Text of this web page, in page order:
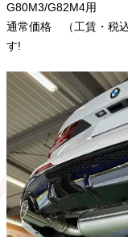
G80M3/G82M4用
通常価格 （工賃・
す!